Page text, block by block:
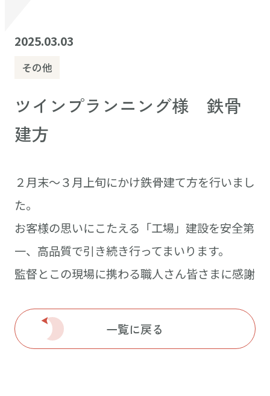
その他
2025.03.03
ツインプランニング様 鉄骨
建方
２月末～３月上旬にかけ鉄骨建て方を行いまし
た。
お客様の思いにこたえる「工場」建設を安全第
一、高品質で引き続き行ってまいります。
監督とこの現場に携わる職人さん皆さまに感謝
一覧に戻る